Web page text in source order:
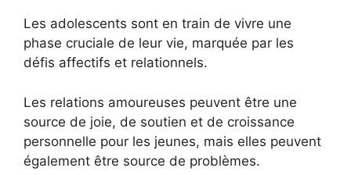
Les adolescents sont en train de vivre une
phase cruciale de leur vie, marquée par les
défis affectifs et relationnels.
Les relations amoureuses peuvent être une
source de joie, de soutien et de croissance
personnelle pour les jeunes, mais elles peuvent
également être source de problèmes.